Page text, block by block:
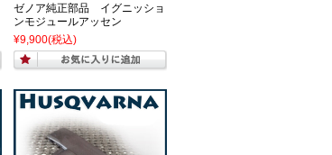
ゼノア純正部品 イグニッショ
ンモジュールアッセン
¥9,900(税込)